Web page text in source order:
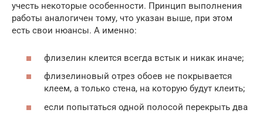
учесть некоторые особенности. Принцип выполнения
работы аналогичен тому, что указан выше, при этом
есть свои нюансы. А именно:
флизелин клеится всегда встык и никак иначе;
флизелиновый отрез обоев не покрывается
клеем, а только стена, на которую будут клеить;
если попытаться одной полосой перекрыть два